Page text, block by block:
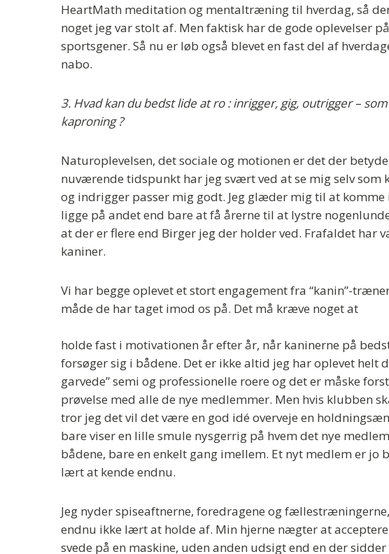
HeartMath meditation og mentaltræning til hverdag, så
noget jeg var stolt af. Men faktisk har de gode oplevelser
sportsgener. Så nu er løb også blevet en fast del af
nabo.
3. Hvad kan du bedst lide at ro : inrigger, gig, outrigger –
kaproning ?
Naturoplevelsen, det sociale og motionen er det der
nuværende tidspunkt har jeg svært ved at se mig selv
og indrigger passer mig godt. Jeg glæder mig til at
ligge på andet end bare at få årerne til at lystre
at der er flere end Birger jeg der holder ved. Frafaldet har
kaniner.
Vi har begge oplevet et stort engagement fra “kanin”-
måde de har taget imod os på. Det må kræve noget at
holde fast i motivationen år efter år, når kaninerne på
forsøger sig i bådene. Det er ikke altid jeg har oplevet helt
garvede” semi og professionelle roere og det er måske
prøvelse med alle de nye medlemmer. Men hvis klubben
tror jeg det vil det være en god idé overveje en
bare viser en lille smule nysgerrig på hvem det nye
bådene, bare en enkelt gang imellem. Et nyt medlem er jo
lært at kende endnu.
Jeg nyder spiseaftnerne, foredragene og
endnu ikke lært at holde af. Min hjerne nægter at
svede på en maskine, uden anden udsigt end en der